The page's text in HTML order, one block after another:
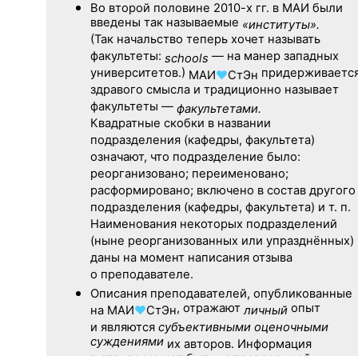
Во второй половине 2010-х гг. в МАИ были
введены так называемые «институты».
(Так начальство теперь хочет называть
факультеты: schools — на манер западных
университетов.) МАИ♥СтЭн
здравого смысла и традиционно называет
факультеты — факультетами.
Квадратные скобки в названии
подразделения (кафедры, факультета)
означают, что подразделение было:
реорганизовано; переименовано;
расформировано; включено в состав другого
подразделения (кафедры, факультета) и т. п.
Наименования некоторых подразделений
(ныне реорганизованных или упразднённых)
даны на момент написания отзыва
о преподавателе.
Описания преподавателей, опубликованные
на МАИ♥СтЭн, отражаютличныйопыт
и являются субъективными оценочными
суждениямиих авторов. Информация